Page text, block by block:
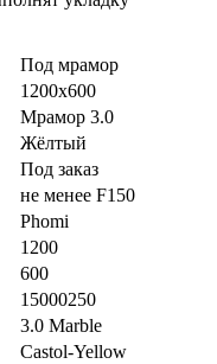
Под мрамор
1200x600
Мрамор 3.0
Жёлтый
Под заказ
не менее F150
Phomi
1200
600
15000250
3.0 Marble
Castol-Yellow